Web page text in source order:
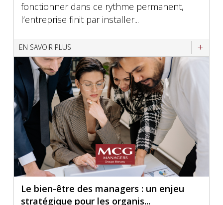
fonctionner dans ce rythme permanent,
l’entreprise finit par installer...
EN SAVOIR PLUS
Le bien-être des managers : un enjeu
stratégique pour les organis...